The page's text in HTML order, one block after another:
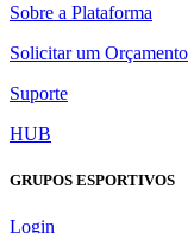
Sobre a Plataforma
Solicitar um Orçamento
Suporte
HUB
GRUPOS ESPORTIVOS
Login